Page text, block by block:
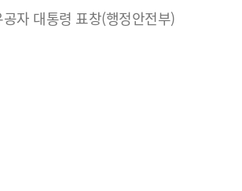
자 대통령 표창(행정안전부)